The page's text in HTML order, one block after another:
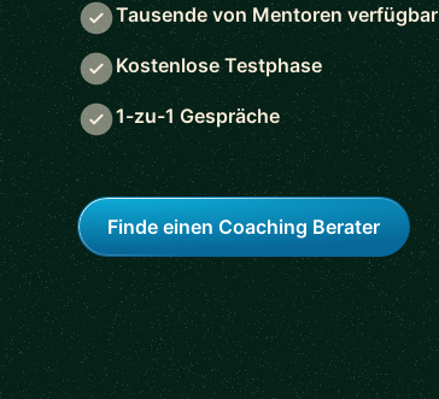
Tausende von Mentoren verfügbar
Kostenlose Testphase
1-zu-1 Gespräche
Finde einen Coaching Berater